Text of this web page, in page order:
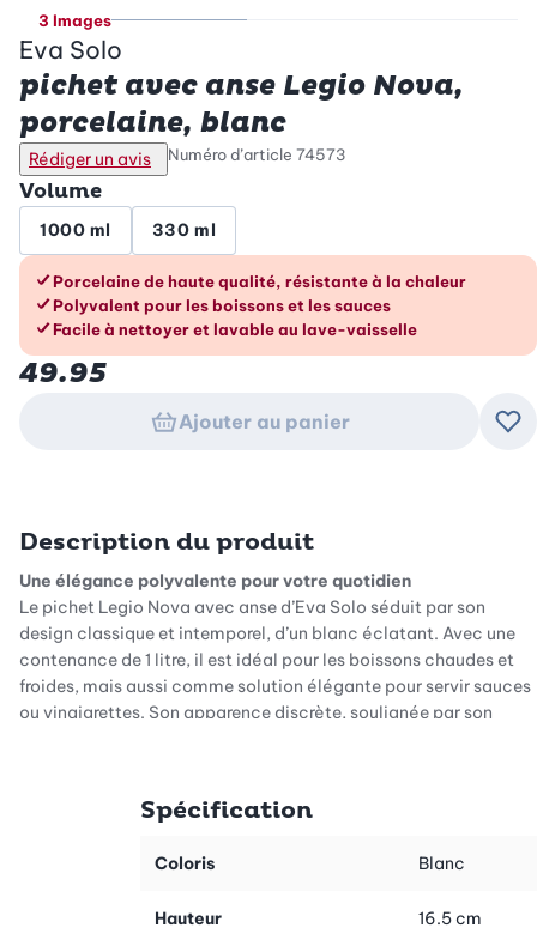
3 Images
Eva Solo
pichet avec anse Legio Nova,
porcelaine, blanc
Rédiger un avis Numéro d’article 74573
Volume
1000 ml 330 ml
Les avantages en un coup d’œil
Porcelaine de haute qualité, résistante à la chaleur
Polyvalent pour les boissons et les sauces
Facile à nettoyer et lavable au lave-vaisselle
49.95
Ajouter au panier
Description du produit
Une élégance polyvalente pour votre quotidien
Le pichet Legio Nova avec anse d’Eva Solo séduit par son
design classique et intemporel, d’un blanc éclatant. Avec une
contenance de 1 litre, il est idéal pour les boissons chaudes et
froides, mais aussi comme solution élégante pour servir sauces
ou vinaigrettes. Son apparence discrète, soulignée par son
Porcelaine de qualité supérieure pour toutes les situations
particulièrement résistant. Il supporte sans difficulté le gel, les
pouvez ainsi l’utiliser en toute flexibilité, sans craindre les
Spécification
Coloris Blanc
Hauteur 16.5 cm